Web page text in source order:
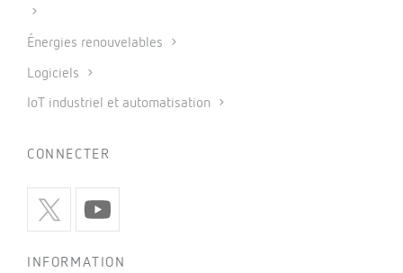
Énergies renouvelables
Logiciels
IoT industriel et automatisation
CONNECTER
INFORMATION